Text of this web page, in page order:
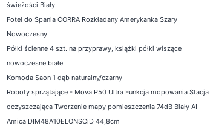
świeżości Biały
Fotel do Spania CORRA Rozkładany Amerykanka Szary
Nowoczesny
Półki ścienne 4 szt. na przyprawy, książki półki wiszące
nowoczesne białe
Komoda Saon 1 dąb naturalny/czarny
Roboty sprzątające - Mova P50 Ultra Funkcja mopowania Stacja
oczyszczająca Tworzenie mapy pomieszczenia 74dB Biały AI
Amica DIM48A10ELONSCiD 44,8cm